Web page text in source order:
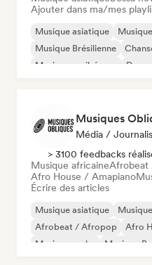
Ajouter dans ma/mes
Musique asiatique
Musique Brésilienne
Musique caribéenne
Musiques
Média /
> 3100 feedbacks
Musique africaineAfrobeat
Afro House / Amapiano
Écrire des articles
Musique asiatique
Afrobeat / Afropop
Afro
Musique arabe
Musique